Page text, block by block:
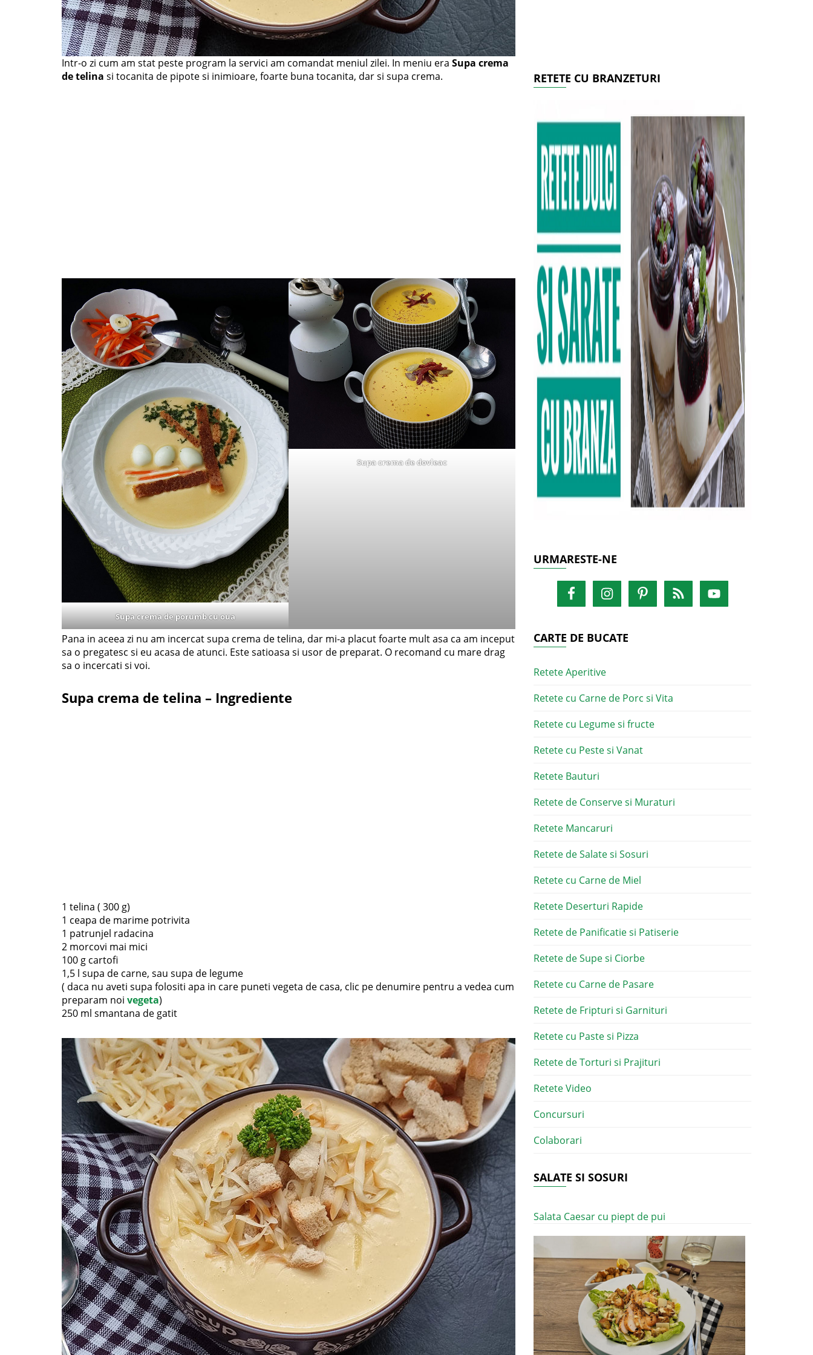
Intr-o zi cum am stat peste program la servici am comandat meniul zilei. In meniu era Supa crema
de telina si tocanita de pipote si inimioare, foarte buna tocanita, dar si supa crema.
Supa crema de porumb cu oua
Supa crema de dovleac
Pana in aceea zi nu am incercat supa crema de telina, dar mi-a placut foarte mult asa ca am inceput
sa o pregatesc si eu acasa de atunci. Este satioasa si usor de preparat. O recomand cu mare drag
sa o incercati si voi.
Supa crema de telina – Ingrediente
1 telina ( 300 g)
1 ceapa de marime potrivita
1 patrunjel radacina
2 morcovi mai mici
100 g cartofi
1,5 l supa de carne, sau supa de legume
( daca nu aveti supa folositi apa in care puneti vegeta de casa, clic pe denumire pentru a vedea cum
preparam noi vegeta)
250 ml smantana de gatit
RETETE CU BRANZETURI
URMARESTE-NE
CARTE DE BUCATE
Retete Aperitive
Retete cu Carne de Porc si Vita
Retete cu Legume si fructe
Retete cu Peste si Vanat
Retete Bauturi
Retete de Conserve si Muraturi
Retete Mancaruri
Retete de Salate si Sosuri
Retete cu Carne de Miel
Retete Deserturi Rapide
Retete de Panificatie si Patiserie
Retete de Supe si Ciorbe
Retete cu Carne de Pasare
Retete de Fripturi si Garnituri
Retete cu Paste si Pizza
Retete de Torturi si Prajituri
Retete Video
Concursuri
Colaborari
SALATE SI SOSURI
Salata Caesar cu piept de pui